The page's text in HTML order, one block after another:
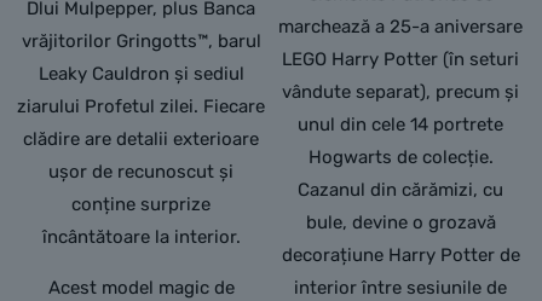
Dlui Mulpepper, plus Banca
vrăjitorilor Gringotts™, barul
Leaky Cauldron și sediul
ziarului Profetul zilei. Fiecare
clădire are detalii exterioare
ușor de recunoscut și
conține surprize
încântătoare la interior.
Acest model magic de
marchează a 25-a aniversare
LEGO Harry Potter (în seturi
vândute separat), precum și
unul din cele 14 portrete
Hogwarts de colecție.
Cazanul din cărămizi, cu
bule, devine o grozavă
decorațiune Harry Potter de
interior între sesiunile de